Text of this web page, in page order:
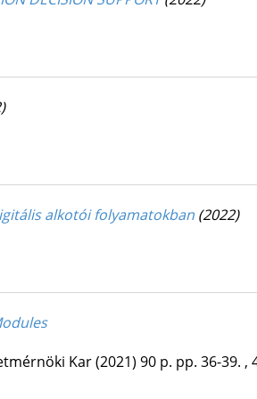
alkotói folyamatokban (2022)
Kar(2021) 90 p. pp. 36-39. ,